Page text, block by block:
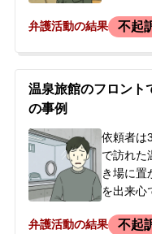
られまし
が、依頼
い」と
示されま
憶に自信
応に不安
頼となり
弁護活動の結果 不起
温泉旅館のフロント
の事例
依頼者は
で訪れた
き場に置
を出来心
スを抜き
弁護活動の結果 不起